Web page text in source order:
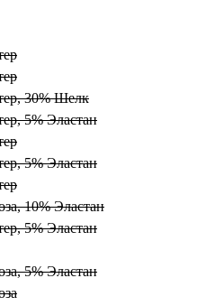
30% Шелк
5% Эластан
5% Эластан
10% Эластан
5% Эластан
5% Эластан